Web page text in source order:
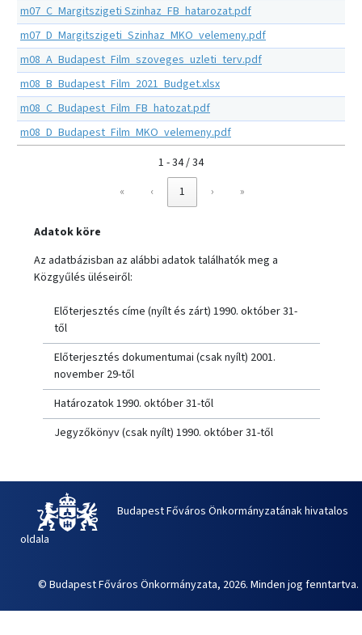
m07_C_Margitszigeti Szinhaz_FB_hatarozat.pdf
m07_D_Margitszigeti_Szinhaz_MKO_velemeny.pdf
m08_A_Budapest_Film_szoveges_uzleti_terv.pdf
m08_B_Budapest_Film_2021_Budget.xlsx
m08_C_Budapest_Film_FB_hatozat.pdf
m08_D_Budapest_Film_MKO_velemeny.pdf
1 - 34 / 34
«
‹ 1 › »
Adatok köre
Az adatbázisban az alábbi adatok találhatók meg a
Közgyűlés üléseiről:
Előterjesztés címe (nyílt és zárt) 1990. október 31-
től
Előterjesztés dokumentumai (csak nyílt) 2001.
november 29-től
Határozatok 1990. október 31-től
Jegyzőkönyv (csak nyílt) 1990. október 31-től
Budapest Főváros Önkormányzatának hivatalos
oldala
© Budapest Főváros Önkormányzata, 2026. Minden jog fenntartva.